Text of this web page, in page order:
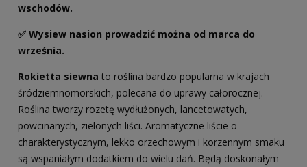
wschodów.
✅ Wysiew nasion prowadzić można od marca do
września.
Rokietta siewna to roślina bardzo popularna w krajach
śródziemnomorskich, polecana do uprawy całorocznej.
Roślina tworzy rozetę wydłużonych, lancetowatych,
powcinanych, zielonych liści. Aromatyczne liście o
charakterystycznym, lekko orzechowym i korzennym smaku
są wspaniałym dodatkiem do wielu dań. Będą doskonałym